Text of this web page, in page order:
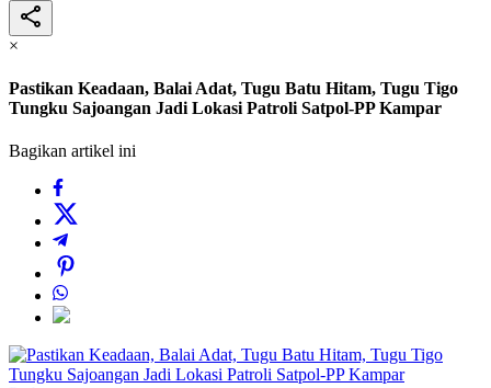
×
Pastikan Keadaan, Balai Adat, Tugu Batu Hitam, Tugu Tigo
Tungku Sajoangan Jadi Lokasi Patroli Satpol-PP Kampar
Bagikan artikel ini